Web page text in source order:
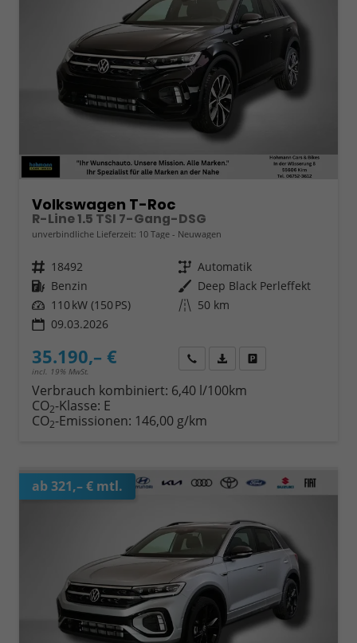
Volkswagen T-Roc
R-Line 1.5 TSI 7-Gang-DSG
unverbindliche Lieferzeit: 10 Tage Neuwagen
Fahrzeugnr. 18492 Getriebe Automatik
Kraftstoff Benzin Außenfarbe Deep Black Perleffekt
Leistung 110 kW (150 PS) Kilometerstand 50 km
09.03.2026
35.190,– €
incl. 19% MwSt.
Wir rufen Sie anFahrzeugexposé (PDF)
Verbrauch kombiniert: 6,40 l/100km
CO2-Klasse: E
CO2-Emissionen: 146,00 g/km
ab 321,– € mtl.